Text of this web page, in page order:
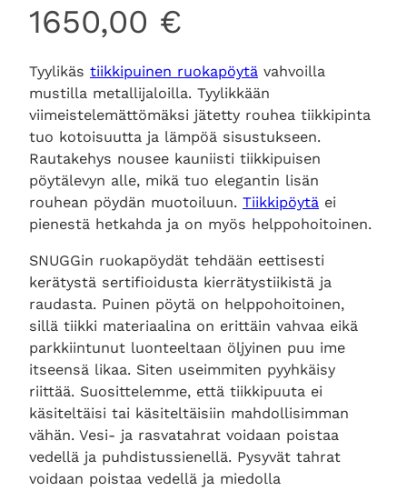
1650,00 €
Tyylikäs tiikkipuinen ruokapöytä vahvoilla
mustilla metallijaloilla. Tyylikkään
viimeistelemättömäksi jätetty rouhea tiikkipinta
tuo kotoisuutta ja lämpöä sisustukseen.
Rautakehys nousee kauniisti tiikkipuisen
pöytälevyn alle, mikä tuo elegantin lisän
rouhean pöydän muotoiluun. Tiikkipöytä ei
pienestä hetkahda ja on myös helppohoitoinen.
SNUGGin ruokapöydät tehdään eettisesti
kerätystä sertifioidusta kierrätystiikistä ja
raudasta. Puinen pöytä on helppohoitoinen,
sillä tiikki materiaalina on erittäin vahvaa eikä
parkkiintunut luonteeltaan öljyinen puu ime
itseensä likaa. Siten useimmiten pyyhkäisy
riittää. Suosittelemme, että tiikkipuuta ei
käsiteltäisi tai käsiteltäisiin mahdollisimman
vähän. Vesi- ja rasvatahrat voidaan poistaa
vedellä ja puhdistussienellä. Pysyvät tahrat
voidaan poistaa vedellä ja miedolla